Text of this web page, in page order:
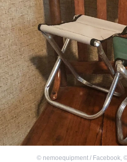
© nemoequipment / Facebook,